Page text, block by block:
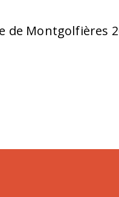
de Montgolfières